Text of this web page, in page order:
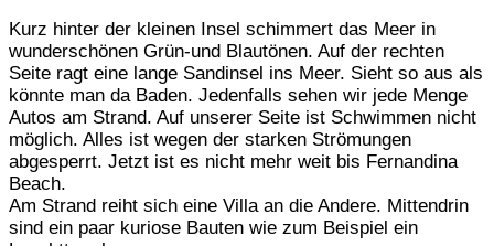
Kurz hinter der kleinen Insel schimmert das Meer in
wunderschönen Grün-und Blautönen. Auf der rechten
Seite ragt eine lange Sandinsel ins Meer. Sieht so aus als
könnte man da Baden. Jedenfalls sehen wir jede Menge
Autos am Strand. Auf unserer Seite ist Schwimmen nicht
möglich. Alles ist wegen der starken Strömungen
abgesperrt. Jetzt ist es nicht mehr weit bis Fernandina
Beach.
Am Strand reiht sich eine Villa an die Andere. Mittendrin
sind ein paar kuriose Bauten wie zum Beispiel ein